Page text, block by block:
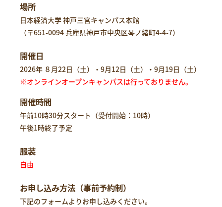
場所
日本経済大学 神戸三宮キャンパス本館
（〒651-0094 兵庫県神戸市中央区琴ノ緒町4-4-7）
開催日
2026年 ８月22日（土）・9月12日（土）・9月19日（土）
※オンラインオープンキャンパスは行っておりません。
開催時間
午前10時30分スタート（受付開始：10時）
午後1時終了予定
服装
自由
お申し込み方法（事前予約制）
下記のフォームよりお申し込みください。